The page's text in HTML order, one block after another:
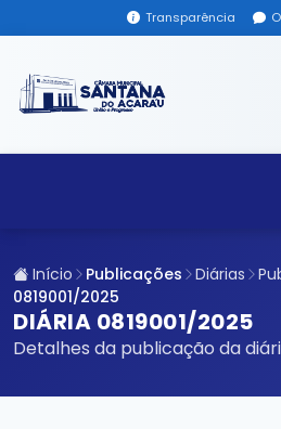
Transparência
Início Publicações Diárias
0819001/2025
DIÁRIA 0819001/2025
Detalhes da publicação da